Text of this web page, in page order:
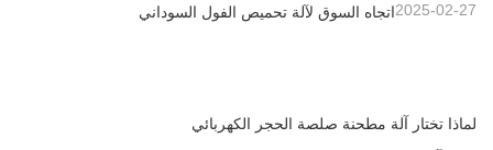
اتجاه السوق لآلة تحميص الفول السوداني2025-02-27
لماذا تختار آلة مطحنة صلصة الحجر الكهربائي